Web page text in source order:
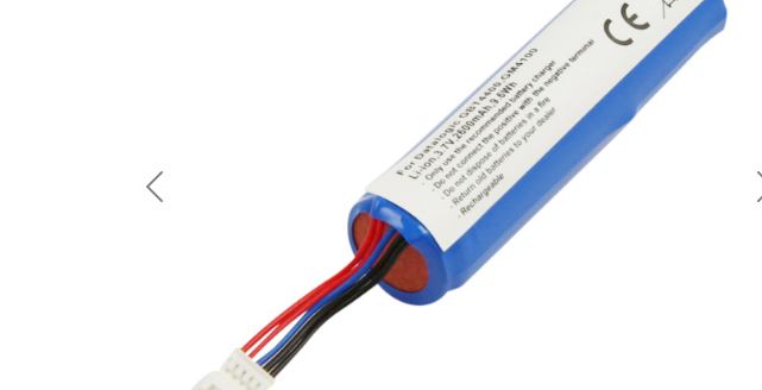
Previous